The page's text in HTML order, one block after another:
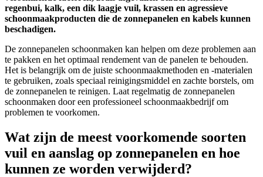
regenbui, kalk, een dik laagje vuil, krassen en agressieve
schoonmaakproducten die de zonnepanelen en kabels kunnen
beschadigen.
De zonnepanelen schoonmaken kan helpen om deze problemen aan
te pakken en het optimaal rendement van de panelen te behouden.
Het is belangrijk om de juiste schoonmaakmethoden en -materialen
te gebruiken, zoals speciaal reinigingsmiddel en zachte borstels, om
de zonnepanelen te reinigen. Laat regelmatig de zonnepanelen
schoonmaken door een professioneel schoonmaakbedrijf om
problemen te voorkomen.
Wat zijn de meest voorkomende soorten
vuil en aanslag op zonnepanelen en hoe
kunnen ze worden verwijderd?